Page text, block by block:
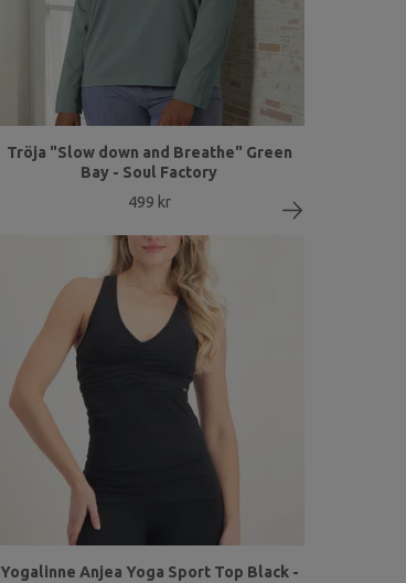
Tröja "Slow down and Breathe" Green
Bay - Soul Factory
499 kr
Yogalinne Anjea Yoga Sport Top Black -